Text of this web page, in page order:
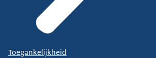
Toegankelijkheid